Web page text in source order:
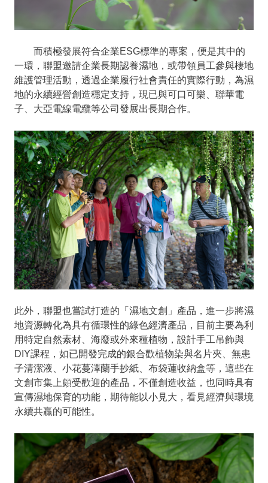
而積極發展符合企業ESG標準的專案，便是其中的
一環，聯盟邀請企業長期認養濕地，或帶領員工參與棲地
維護管理活動，透過企業履行社會責任的實際行動，為濕
地的永續經營創造穩定支持，現已與可口可樂、聯華電
子、大亞電線電纜等公司發展出長期合作。
此外，聯盟也嘗試打造的「濕地文創」產品，進一步將濕
地資源轉化為具有循環性的綠色經濟產品，目前主要為利
用特定自然素材、海廢或外來種植物，設計手工吊飾與
DIY課程，如已開發完成的銀合歡植物染與名片夾、無患
子清潔液、小花蔓澤蘭手抄紙、布袋蓮收納盒等，這些在
文創市集上頗受歡迎的產品，不僅創造收益，也同時具有
宣傳濕地保育的功能，期待能以小見大，看見經濟與環境
永續共贏的可能性。